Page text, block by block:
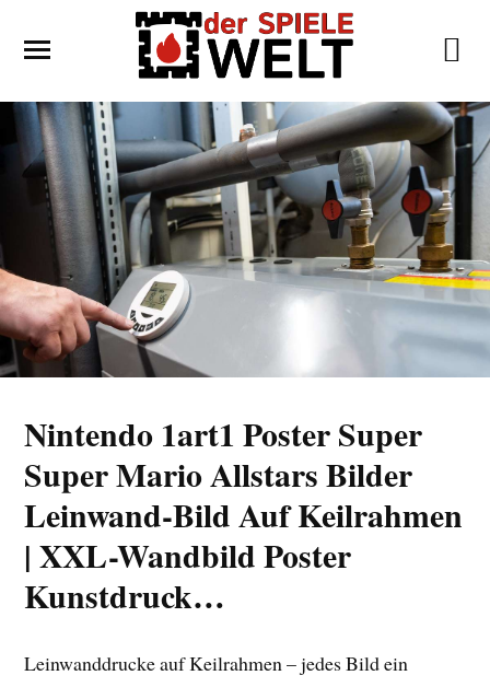
Nintendo 1art1 Poster Super
Super Mario Allstars Bilder
Leinwand-Bild Auf Keilrahmen
| XXL-Wandbild Poster
Kunstdruck…
Leinwanddrucke auf Keilrahmen – jedes Bild ein